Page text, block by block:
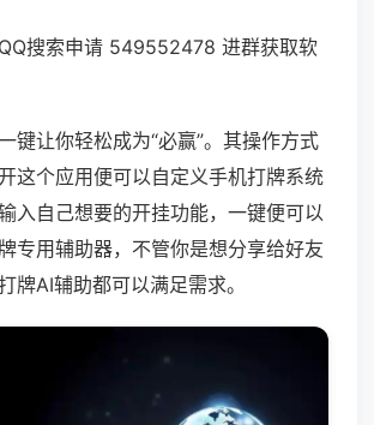
搜索申请 549552478 进群获取软
键让你轻松成为“必赢”。其操作方式
这个应用便可以自定义手机打牌系统
入自己想要的开挂功能，一键便可以
专用辅助器，不管你是想分享给好友
牌AI辅助都可以满足需求。